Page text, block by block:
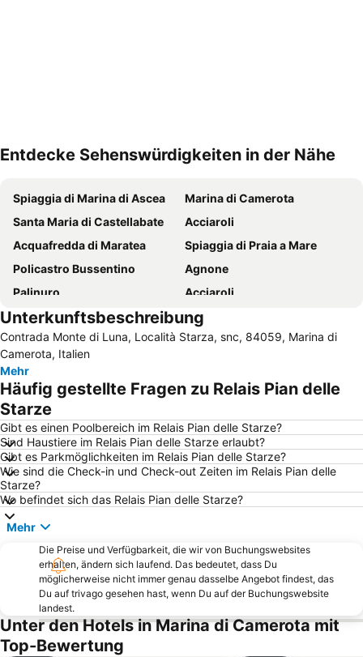
Entdecke Sehenswürdigkeiten in der Nähe
Spiaggia di Marina di Ascea
Marina di Camerota
Santa Maria di Castellabate
Acciaroli
Acquafredda di Maratea
Spiaggia di Praia a Mare
Policastro Bussentino
Agnone
Palinuro
Acciaroli
Palinuro
Maratea
Pioppi
Lido di Sapri
spiaggia dell'arcomagno
Lido Le Dune
Marina di Pisciotta
Le Saline
Velia
Fiumicello
Isola di Dino
Unterkunftsbeschreibung
Contrada Monte di Luna, Località Starza, snc, 84059, Marina di
Camerota, Italien
Mehr
Häufig gestellte Fragen zu Relais Pian delle
Starze
Gibt es einen Poolbereich im Relais Pian delle Starze?
Sind Haustiere im Relais Pian delle Starze erlaubt?
Gibt es Parkmöglichkeiten im Relais Pian delle Starze?
Wie sind die Check-in und Check-out Zeiten im Relais Pian delle
Starze?
Wo befindet sich das Relais Pian delle Starze?
Mehr
Die Preise und Verfügbarkeit, die wir von Buchungswebsites
erhalten, ändern sich laufend. Das bedeutet, dass Du
möglicherweise nicht immer genau dasselbe Angebot findest, das
Du auf trivago gesehen hast, wenn Du auf der Buchungswebsite
landest.
Unter den Hotels in Marina di Camerota mit
Top-Bewertung